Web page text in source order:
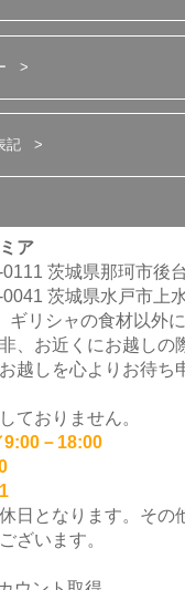
記
ア
茨城県那珂市後台
茨城県水戸市上
ギリシャの食材以外
、お近くにお越しの
越しを心よりお待ち
ておりません。
9:00－18:00
日となります。その
ざいます。